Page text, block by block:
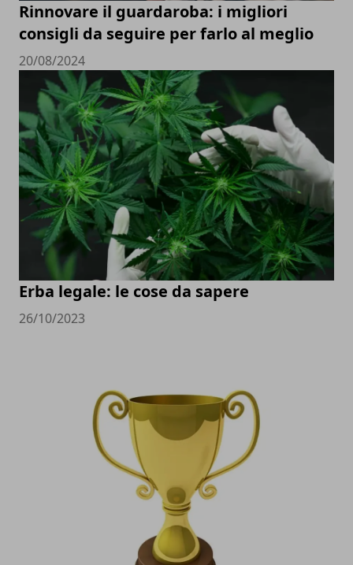
Rinnovare il guardaroba: i migliori
consigli da seguire per farlo al meglio
20/08/2024
Erba legale: le cose da sapere
26/10/2023